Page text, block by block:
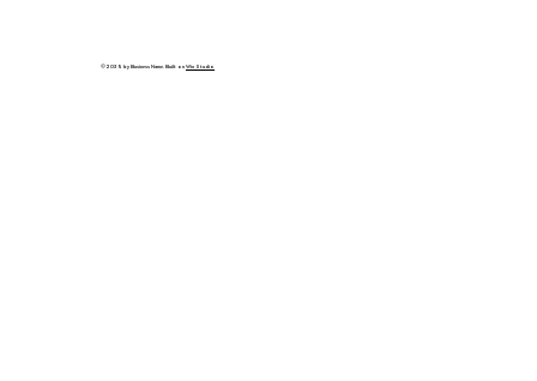
© 2035 by Business Name. Built on Wix Studio